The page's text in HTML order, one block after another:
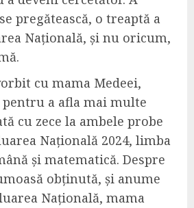
pregătească, o treaptă a
Națională, și nu oricum,
cu mama Medeei,
pentru a afla mai multe
cu zece la ambele probe
Națională 2024, limba
și matematică. Despre
obținută, și anume
Națională, mama